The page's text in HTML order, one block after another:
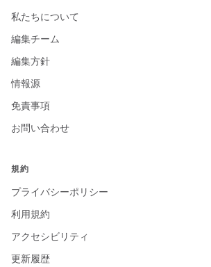
私たちについて
編集チーム
編集方針
情報源
免責事項
お問い合わせ
規約
プライバシーポリシー
利用規約
アクセシビリティ
更新履歴